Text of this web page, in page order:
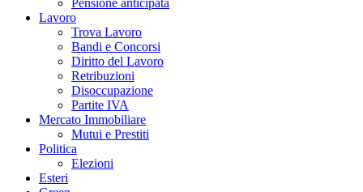
Lavoro
Trova Lavoro
Bandi e Concorsi
Diritto del Lavoro
Retribuzioni
Disoccupazione
Partite IVA
Mercato Immobiliare
Mutui e Prestiti
Politica
Elezioni
Esteri